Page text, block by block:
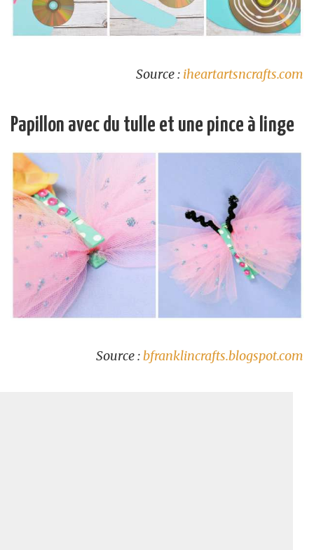
Source : iheartartsncrafts.com
Papillon avec du tulle et une pince à linge
Source :bfranklincrafts.blogspot.com